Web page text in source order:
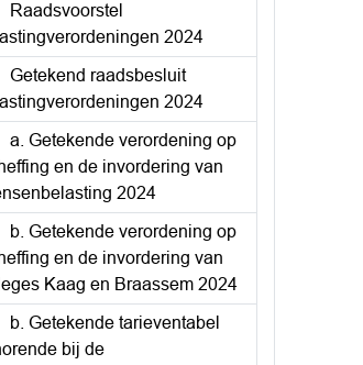
Raadsvoorstel
2024
Getekend raadsbesluit
2024
a. Getekende verordening op
en de invordering van
2024
b. Getekende verordening op
en de invordering van
Kaag en Braassem 2024
b. Getekende tarieventabel
bij de